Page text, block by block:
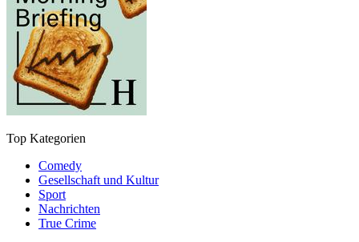
Top Kategorien
Comedy
Gesellschaft und Kultur
Sport
Nachrichten
True Crime